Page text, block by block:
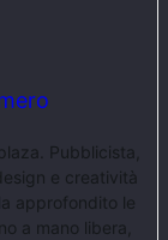
Pubblicista,
e creatività
approfondito le
a mano libera,